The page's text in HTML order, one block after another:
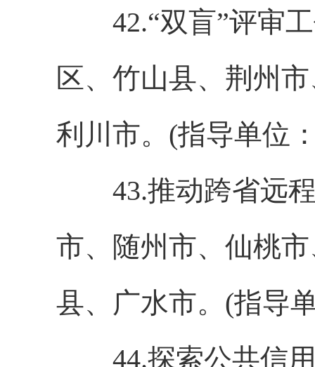
42.“双盲”评审工
区、竹山县、荆州
利川市。(指导单位
43.推动跨省远程
市、随州市、仙桃
县、广水市。(指导
44.探索公共信用